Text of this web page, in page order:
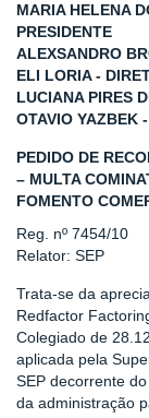
MARIA HELENA
PRESIDENTE
ALEXSANDRO
ELI LORIA -
LUCIANA PIRES
OTAVIO YAZBEK
PEDIDO DE
– MULTA
FOMENTO
Reg. nº 7454/10
Relator: SEP
Trata-se da
Redfactor
Colegiado de
aplicada pela
SEP decorrente
da administração